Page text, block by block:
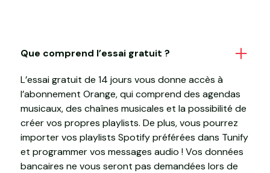
Que comprend l’essai gratuit ?
L’essai gratuit de 14 jours vous donne accès à
l’abonnement Orange, qui comprend des agendas
musicaux, des chaînes musicales et la possibilité de
créer vos propres playlists. De plus, vous pourrez
importer vos playlists Spotify préférées dans Tunify
et programmer vos messages audio ! Vos données
bancaires ne vous seront pas demandées lors de